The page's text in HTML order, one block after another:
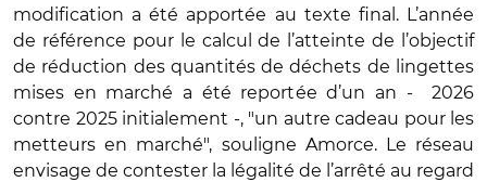
modification a été apportée au texte final. L’année
de référence pour le calcul de l’atteinte de l’objectif
de réduction des quantités de déchets de lingettes
mises en marché a été reportée d’un an - 2026
contre 2025 initialement -, "un autre cadeau pour les
metteurs en marché", souligne Amorce. Le réseau
envisage de contester la légalité de l’arrêté au regard